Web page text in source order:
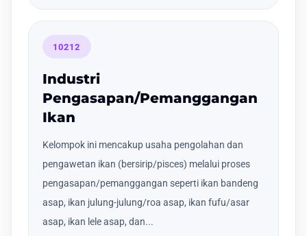
10212
Industri
Pengasapan/Pemanggangan
Ikan
Kelompok ini mencakup usaha pengolahan dan
pengawetan ikan (bersirip/pisces) melalui proses
pengasapan/pemanggangan seperti ikan bandeng
asap, ikan julung-julung/roa asap, ikan fufu/asar
asap, ikan lele asap, dan...